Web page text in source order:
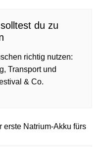
du zu
richtig nutzen:
Transport und
& Co.